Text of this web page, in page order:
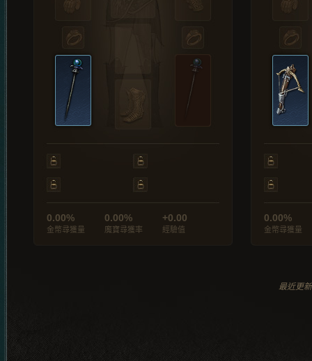
0.00%
金幣尋獲量
0.00%
魔寶尋獲率
+0.00
經驗值
0.00%
金幣尋獲量
最近更